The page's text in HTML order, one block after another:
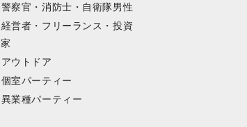
警察官・消防士・自衛隊男性
経営者・フリーランス・投資
家
アウトドア
個室パーティー
異業種パーティー